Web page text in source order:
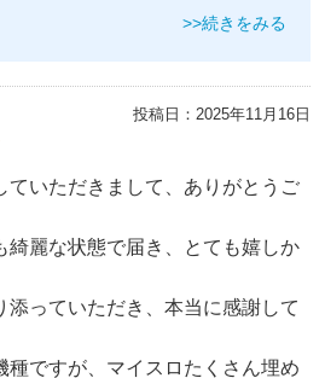
>>続きをみる
投稿日： 2025年11月16日
ていただきまして、ありがとうご
綺麗な状態で届き、とても嬉しか
添っていただき、本当に感謝して
種ですが、マイスロたくさん埋め